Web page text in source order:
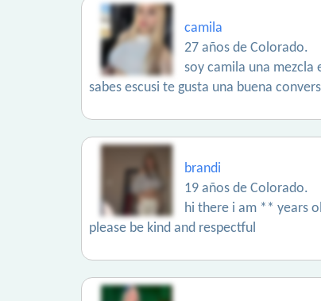
camila
27 años de Colorado.
soy camila una mezcla
sabes escusi te gusta una buena
brandi
19 años de Colorado.
hi there i am ** years
please be kind and respectful